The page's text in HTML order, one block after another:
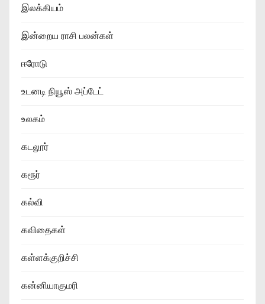
இலக்கியம்
இன்றைய ராசி பலன்கள்
ஈரோடு
உடனடி நியூஸ் அப்டேட்
உலகம்
கடலூர்
கரூர்
கல்வி
கவிதைகள்
கள்ளக்குறிச்சி
கன்னியாகுமரி